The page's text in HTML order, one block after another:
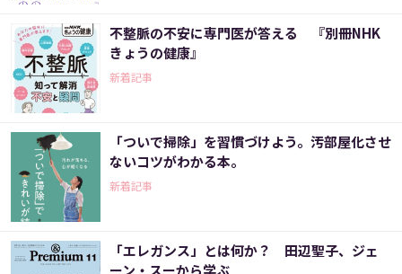
不整脈の不安に専門医が答える 『別冊NHK
きょうの健康』
新着記事
「ついで掃除」を習慣づけよう。汚部屋化させ
ないコツがわかる本。
新着記事
「エレガンス」とは何か？ 田辺聖子、ジェ
ーン・スーから学ぶ